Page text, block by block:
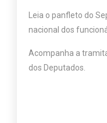
Leia o panfleto do
nacional dos
Acompanha a
dos Deputados.